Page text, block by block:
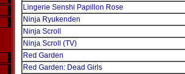
Lingerie Senshi Papillon Rose
Ninja Ryukenden
Ninja Scroll
Ninja Scroll (TV)
Red Garden
Red Garden: Dead Girls